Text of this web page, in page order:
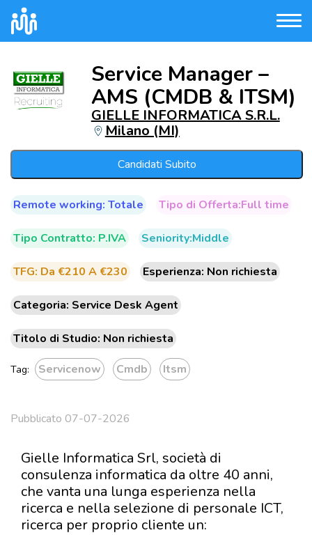
Service Manager –
AMS (CMDB & ITSM)
GIELLE INFORMATICA S.R.L.
Milano (MI)
Candidati Subito
Remote working: Totale Tipo di Offerta:Full time
Tipo Contratto: P.IVA Seniority:Middle
TFG: Da €210 A €230 Esperienza: Non richiesta
Categoria: Service Desk Agent
Titolo di Studio: Non richiesta
Tag: Servicenow Cmdb Itsm
Pubblicato 07-07-2026
Gielle Informatica Srl, società di
consulenza informatica da oltre 40 anni,
che vanta una lunga esperienza nella
ricerca e nella selezione di personale ICT,
ricerca per proprio cliente un: